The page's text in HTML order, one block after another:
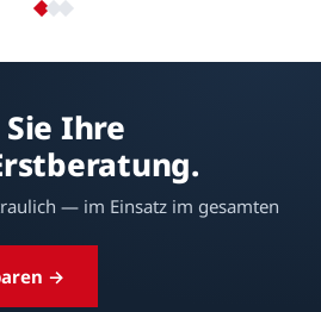
Ihre
— im Einsatz im gesamten
→